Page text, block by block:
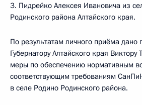
3. Пидрейко Алексея Ивановича из
Родинского района Алтайского края.
По результатам личного приёма дано
Губернатору Алтайского края Виктору
меры по обеспечению нормативным
соответствующим требованиям
в селе Родино Родинского района.